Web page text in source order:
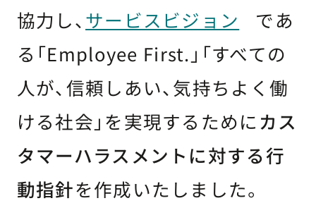
協力し、サービスビジョン
であ
る「Employee First.」「すべての
人が、信頼しあい、気持ちよく働
ける社会」を実現するために カス
タマーハラスメントに対する行
動指針を作成いたしました。